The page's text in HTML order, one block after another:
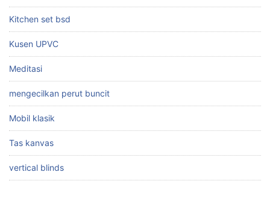
Kitchen set bsd
Kusen UPVC
Meditasi
mengecilkan perut buncit
Mobil klasik
Tas kanvas
vertical blinds